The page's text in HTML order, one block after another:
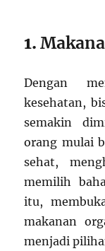
1.
Dengan
kesehatan,
semakin
orang mulai
sehat,
memilih
itu,
makanan
menjadi